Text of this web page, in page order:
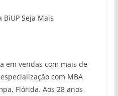
Seja Mais
em vendas com mais de
com MBA
Flórida. Aos 28 anos